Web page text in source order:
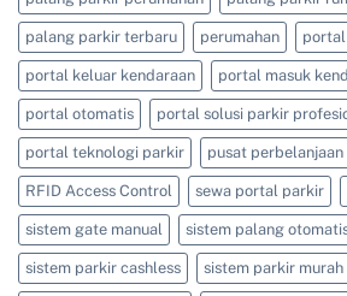
palang parkir terbaru perumahan
portal keluar kendaraan portal masuk
portal otomatis portal solusi parkir
portal teknologi parkir pusat perbelanjaan
RFID Access Control sewa portal parkir
sistem gate manual sistem palang
sistem parkir cashless sistem parkir murah